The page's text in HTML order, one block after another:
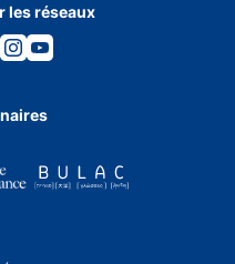
les réseaux
Lien
vers
Instagram.
Lien
vers
Youtube.